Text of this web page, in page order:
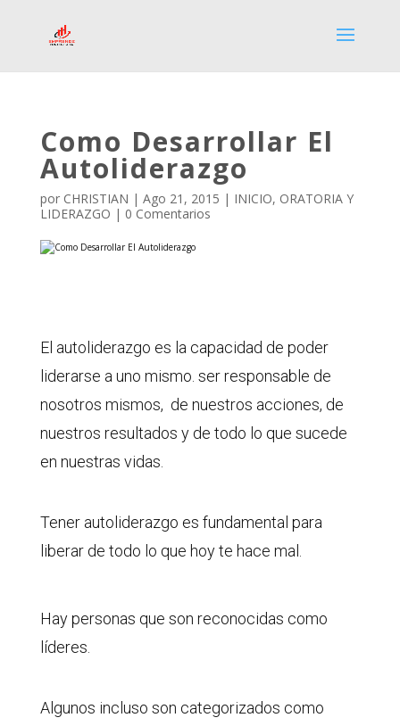
Como Desarrollar El
Autoliderazgo
por CHRISTIAN | Ago 21, 2015 | INICIO, ORATORIA Y
LIDERAZGO | 0 Comentarios
El autoliderazgo es la capacidad de poder
liderarse a uno mismo. ser responsable de
nosotros mismos, de nuestros acciones, de
nuestros resultados y de todo lo que sucede
en nuestras vidas.
Tener autoliderazgo es fundamental para
liberar de todo lo que hoy te hace mal.
Hay personas que son reconocidas como
líderes.
Algunos incluso son categorizados como